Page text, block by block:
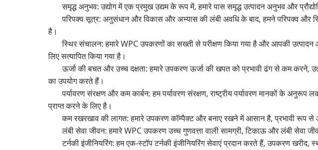
समृद्ध अनुभव: उद्योग में एक प्रमुख उद्यम के रूप में, हमारे पास समृद्ध उत्पादन अनुभव और
परिपक्व सूत्र: अनुसंधान और विकास और अभ्यास की लंबी अवधि के बाद, हमने परिपक्व और
है।
स्थिर संचालन: हमारे WPC उपकरणों का सख्ती से परीक्षण किया गया है और आपकी
लिए सत्यापित किया गया है।
ऊर्जा की बचत और उच्च दक्षता: हमारे उपकरण ऊर्जा की खपत को प्रभावी ढंग से कम करने,
का उपयोग करते हैं।
पर्यावरण संरक्षण और कम कार्बन: हम पर्यावरण संरक्षण, राष्ट्रीय पर्यावरण मानकों के
प्राप्त करने के लिए है।
कम रखरखाव की लागत: हमारे उपकरण कॉम्पैक्ट और बनाए रखने में आसान है, प्रभावी रूप
लंबी सेवा जीवन: हमारे WPC उपकरण उच्च गुणवत्ता वाली सामग्री, टिकाऊ और लंबी
टर्नकी इंजीनियरिंग: हम एक-स्टॉप टर्नकी इंजीनियरिंग सेवाएं प्रदान करते हैं, उपकरण